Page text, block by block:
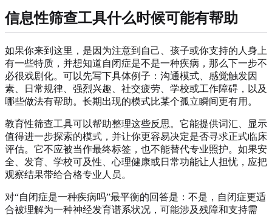
信息性筛查工具什么时候可能有帮助
如果你来到这里，是因为注意到自己、孩子或你支持的人身上
有一些特质，并想知道自闭症是不是一种疾病，那么下一步不
必很戏剧化。可以先写下具体例子：沟通模式、感觉触发因
素、日常规律、强烈兴趣、社交疲劳、学校或工作障碍，以及
哪些做法有帮助。长期出现的模式比某个孤立瞬间更有用。
教育性筛查工具可以帮助整理这些反思。它能提供词汇、显示
值得进一步探索的模式，并让你更容易决定是否寻求正式临床
评估。它不应被当作最终标签，也不能替代专业照护。如果安
全、发育、学校可及性、心理健康或日常功能让人担忧，应把
观察结果带给合格专业人员。
对“自闭症是一种疾病吗”最平衡的回答是：不是，自闭症更适
合被理解为一种神经发育谱系状况，可能涉及残障和支持需